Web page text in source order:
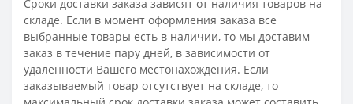
Сроки доставки заказа зависят от наличия товаров на
складе. Если в момент оформления заказа все
выбранные товары есть в наличии, то мы доставим
заказ в течение пару дней, в зависимости от
удаленности Вашего местонахождения. Если
заказываемый товар отсутствует на складе, то